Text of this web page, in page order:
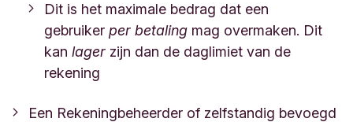
Dit is het maximale bedrag dat een
gebruiker per betaling mag overmaken. Dit
kan lager zijn dan de daglimiet van de
rekening
Een Rekeningbeheerder of zelfstandig bevoegd